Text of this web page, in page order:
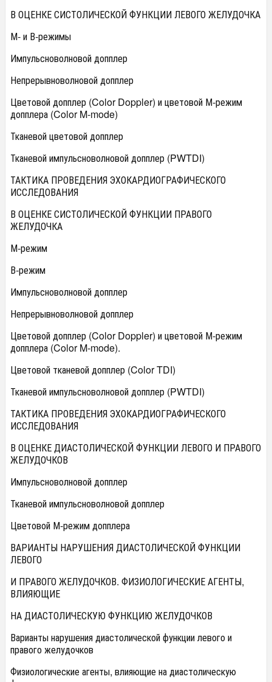
В ОЦЕНКЕ СИСТОЛИЧЕСКОЙ ФУНКЦИИ ЛЕВОГО ЖЕЛУДОЧКА
М- и В-режимы
Импульсноволновой допплер
Непрерывноволновой допплер
Цветовой допплер (Color Doppler) и цветовой М-режим
допплера (Color M-mode)
Тканевой цветовой допплер
Тканевой импульсноволновой допплер (PWTDI)
ТАКТИКА ПРОВЕДЕНИЯ ЭХОКАРДИОГРАФИЧЕСКОГО
ИССЛЕДОВАНИЯ
В ОЦЕНКЕ СИСТОЛИЧЕСКОЙ ФУНКЦИИ ПРАВОГО
ЖЕЛУДОЧКА
М-режим
В-режим
Импульсноволновой допплер
Непрерывноволновой допплер
Цветовой допплер (Color Doppler) и цветовой М-режим
допплера (Color M-mode).
Цветовой тканевой допплер (Color TDI)
Тканевой импульсноволновой допплер (PWTDI)
ТАКТИКА ПРОВЕДЕНИЯ ЭХОКАРДИОГРАФИЧЕСКОГО
ИССЛЕДОВАНИЯ
В ОЦЕНКЕ ДИАСТОЛИЧЕСКОЙ ФУНКЦИИ ЛЕВОГО И ПРАВОГО
ЖЕЛУДОЧКОВ
Импульсноволновой допплер
Тканевой импульсноволновой допплер
Цветовой М-режим допплера
ВАРИАНТЫ НАРУШЕНИЯ ДИАСТОЛИЧЕСКОЙ ФУНКЦИИ
ЛЕВОГО
И ПРАВОГО ЖЕЛУДОЧКОВ. ФИЗИОЛОГИЧЕСКИЕ АГЕНТЫ,
ВЛИЯЮЩИЕ
НА ДИАСТОЛИЧЕСКУЮ ФУНКЦИЮ ЖЕЛУДОЧКОВ
Варианты нарушения диастолической функции левого и
правого желудочков
Физиологические агенты, влияющие на диастолическую